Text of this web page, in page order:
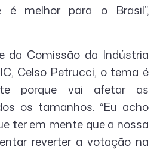
é melhor para o Brasil”,
da Comissão da Indústria
Celso Petrucci, o tema é
porque vai afetar as
os tamanhos. “Eu acho
ter em mente que a nossa
reverter a votação na